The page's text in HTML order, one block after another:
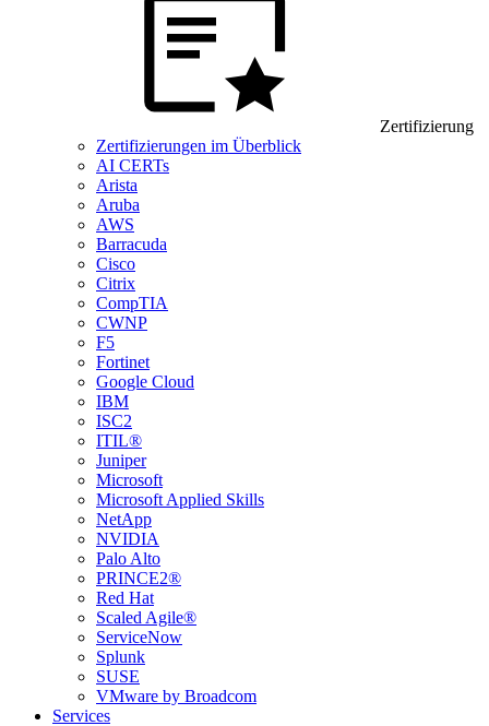
Zertifizierung
Zertifizierungen im Überblick
AI CERTs
Arista
Aruba
AWS
Barracuda
Cisco
Citrix
CompTIA
CWNP
F5
Fortinet
Google Cloud
IBM
ISC2
ITIL®
Juniper
Microsoft
Microsoft Applied Skills
NetApp
NVIDIA
Palo Alto
PRINCE2®
Red Hat
Scaled Agile®
ServiceNow
Splunk
SUSE
VMware by Broadcom
Services